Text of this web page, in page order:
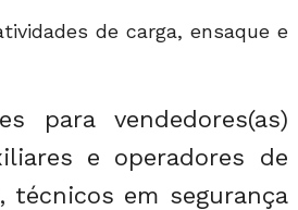
de carga, ensaque e
para vendedores(as)
e operadores de
técnicos em segurança